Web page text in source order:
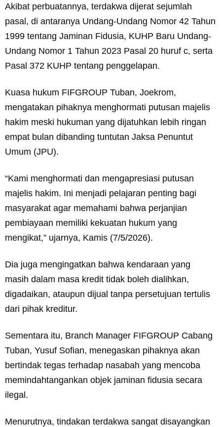
Akibat perbuatannya, terdakwa dijerat sejumlah
pasal, di antaranya Undang-Undang Nomor 42 Tahun
1999 tentang Jaminan Fidusia, KUHP Baru Undang-
Undang Nomor 1 Tahun 2023 Pasal 20 huruf c, serta
Pasal 372 KUHP tentang penggelapan.
Kuasa hukum FIFGROUP Tuban, Joekrom,
mengatakan pihaknya menghormati putusan majelis
hakim meski hukuman yang dijatuhkan lebih ringan
empat bulan dibanding tuntutan Jaksa Penuntut
Umum (JPU).
“Kami menghormati dan mengapresiasi putusan
majelis hakim. Ini menjadi pelajaran penting bagi
masyarakat agar memahami bahwa perjanjian
pembiayaan memiliki kekuatan hukum yang
mengikat,” ujarnya, Kamis (7/5/2026).
Dia juga mengingatkan bahwa kendaraan yang
masih dalam masa kredit tidak boleh dialihkan,
digadaikan, ataupun dijual tanpa persetujuan tertulis
dari pihak kreditur.
Sementara itu, Branch Manager FIFGROUP Cabang
Tuban, Yusuf Sofian, menegaskan pihaknya akan
bertindak tegas terhadap nasabah yang mencoba
memindahtangankan objek jaminan fidusia secara
ilegal.
Menurutnya, tindakan terdakwa sangat disayangkan